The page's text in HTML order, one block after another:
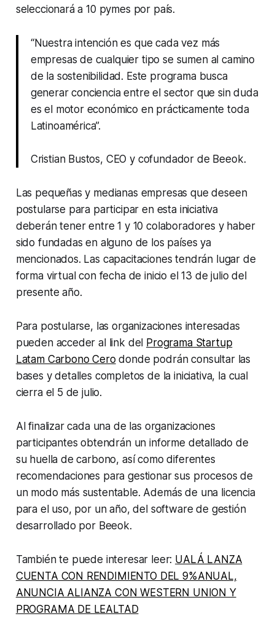
seleccionará a 10 pymes por país.
“Nuestra intención es que cada vez más
empresas de cualquier tipo se sumen al camino
de la sostenibilidad. Este programa busca
generar conciencia entre el sector que sin duda
es el motor económico en prácticamente toda
Latinoamérica”.
Cristian Bustos, CEO y cofundador de Beeok.
Las pequeñas y medianas empresas que deseen
postularse para participar en esta iniciativa
deberán tener entre 1 y 10 colaboradores y haber
sido fundadas en alguno de los países ya
mencionados. Las capacitaciones tendrán lugar de
forma virtual con fecha de inicio el 13 de julio del
presente año.
Para postularse, las organizaciones interesadas
pueden acceder al link del Programa Startup
Latam Carbono Cero donde podrán consultar las
bases y detalles completos de la iniciativa, la cual
cierra el 5 de julio.
Al finalizar cada una de las organizaciones
participantes obtendrán un informe detallado de
su huella de carbono, así como diferentes
recomendaciones para gestionar sus procesos de
un modo más sustentable. Además de una licencia
para el uso, por un año, del software de gestión
desarrollado por Beeok.
También te puede interesar leer: UALÁ LANZA
CUENTA CON RENDIMIENTO DEL 9%ANUAL,
ANUNCIA ALIANZA CON WESTERN UNION Y
PROGRAMA DE LEALTAD